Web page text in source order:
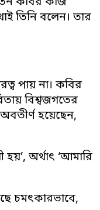
তিনি বলেন। তার
পায় না। কবির
বিশ্বজগতের
হয়েছেন,
হয়’, অর্থাৎ ‘আমারি
চমৎকারভাবে,